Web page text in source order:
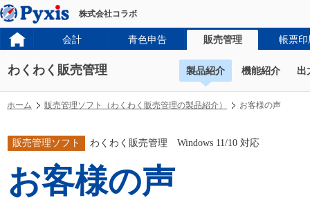
株式会社コラボ
会計 青色申告 販売管理 帳票印
わくわく販売管理 製品紹介 機能紹介 出
ホーム 販売管理ソフト（わくわく販売管理の製品紹介） お客様の声
販売管理ソフト わくわく販売管理 Windows 11/10 対応
お客様の声